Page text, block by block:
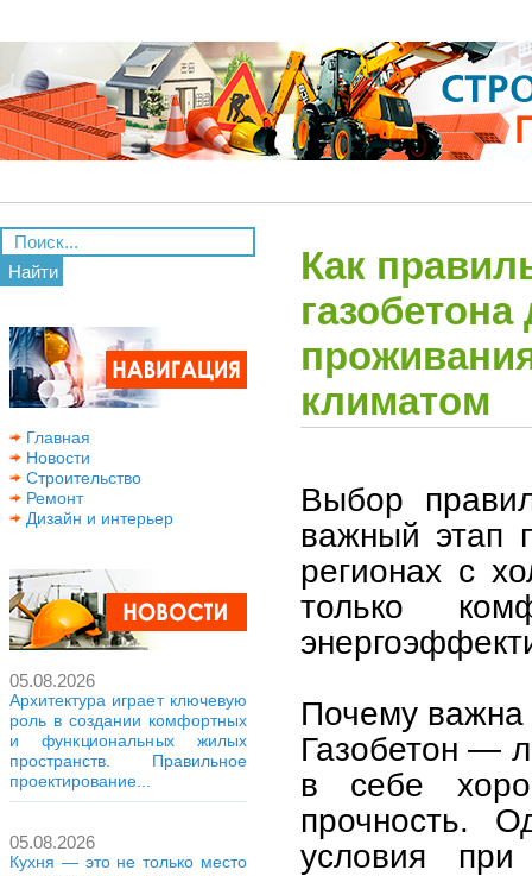
Найти
Главная
Новости
Строительство
Ремонт
Дизайн и интерьер
05.08.2026
Архитектура играет ключевую
роль в создании комфортных
и функциональных жилых
пространств. Правильное
проектирование...
05.08.2026
Кухня — это не только место
Как
климатом
Выбор
важный этап
регионах с
только
Почему важна
Газобетон —
в себе
прочность.
условия